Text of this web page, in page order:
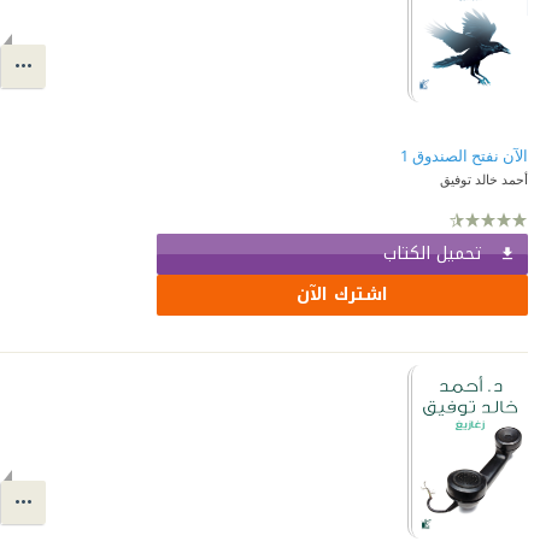
الآن نفتح الصندوق 1
أحمد خالد توفيق
تحميل الكتاب
اشترك الآن